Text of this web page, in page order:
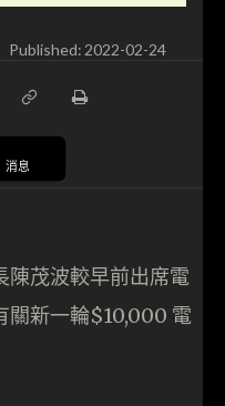
Published: 2022-02-24
消息
陳茂波較早前出席電
關新一輪$10,000 電